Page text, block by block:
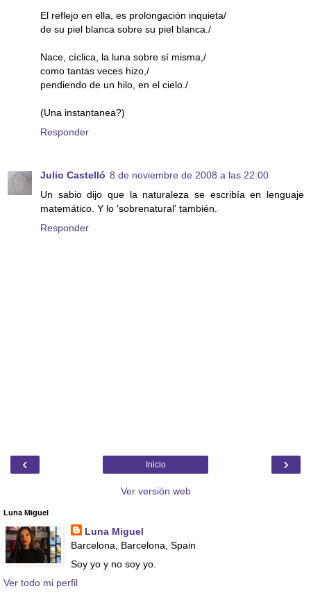
El reflejo en ella, es prolongación inquieta/
de su piel blanca sobre su piel blanca./
Nace, cíclica, la luna sobre sí misma,/
como tantas veces hizo,/
pendiendo de un hilo, en el cielo./
(Una instantanea?)
Responder
Julio Castelló 8 de noviembre de 2008 a las 22:00
Un sabio dijo que la naturaleza se escribía en lenguaje
matemático. Y lo 'sobrenatural' también.
Responder
‹ ›
Inicio
Ver versión web
Luna Miguel
Luna Miguel
Barcelona, Barcelona, Spain
Soy yo y no soy yo.
Ver todo mi perfil